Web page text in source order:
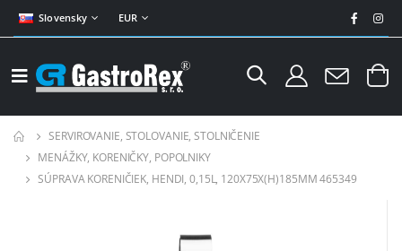
Slovensky EUR
SERVIROVANIE, STOLOVANIE, STOLNIČENIE
MENÁŽKY, KORENIČKY, POPOLNIKY
SÚPRAVA KORENIČIEK, HENDI, 0,15L, 120X75X(H)185MM 465349